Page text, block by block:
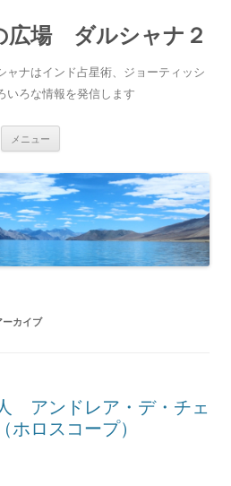
広場 ダルシャナ２
ナはインド占星術、ジョーティッシ
いろな情報を発信します
メニュー
ン
ツ
へ
ス
キ
ッ
プ
ーカイブ
アンドレア・デ・チェ
ロスコープ）